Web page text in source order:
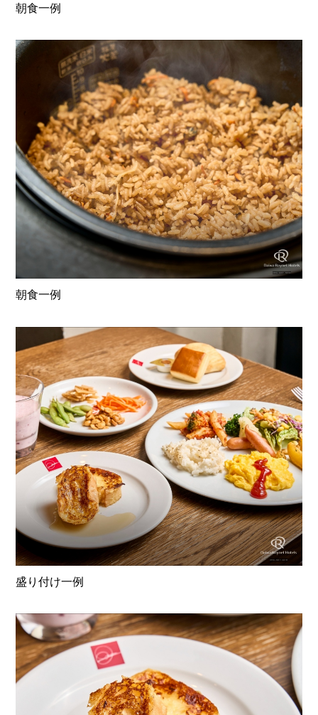
朝食一例
朝食一例
盛り付け一例